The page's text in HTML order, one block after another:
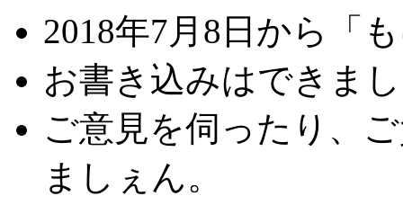
2018年7月8日から「
お書き込みはできま
ご意見を伺ったり、
ましぇん。